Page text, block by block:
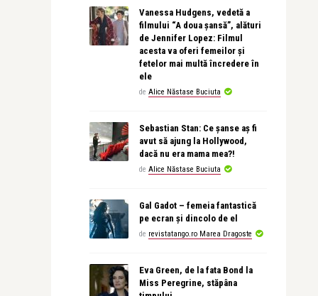
Vanessa Hudgens, vedetă a
filmului “A doua șansă”, alături
de Jennifer Lopez: Filmul
acesta va oferi femeilor și
fetelor mai multă încredere în
ele
de Alice Năstase Buciuta
Sebastian Stan: Ce șanse aș fi
avut să ajung la Hollywood,
dacă nu era mama mea?!
de Alice Năstase Buciuta
Gal Gadot – femeia fantastică
pe ecran și dincolo de el
de revistatango.ro Marea Dragoste
Eva Green, de la fata Bond la
Miss Peregrine, stăpâna